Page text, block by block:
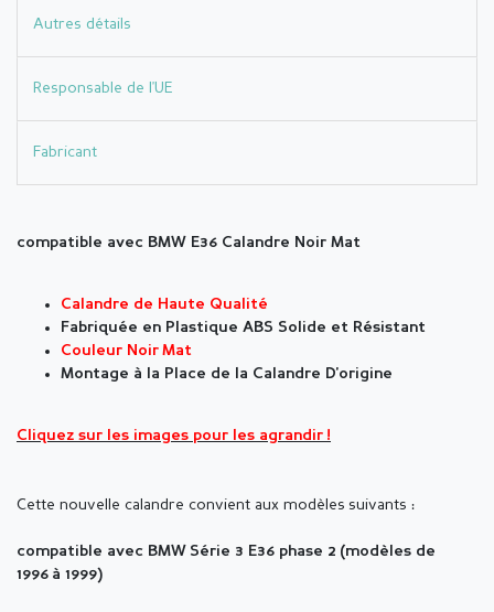
Autres détails
Responsable de l'UE
Fabricant
compatible avec BMW E36 Calandre Noir Mat
Calandre de Haute Qualité
Fabriquée en Plastique ABS Solide et Résistant
Couleur Noir Mat
Montage à la Place de la Calandre D'origine
Cliquez sur les images pour les agrandir !
Cette nouvelle calandre convient aux modèles suivants :
compatible avec BMW Série 3 E36 phase 2 (modèles de
1996 à 1999)